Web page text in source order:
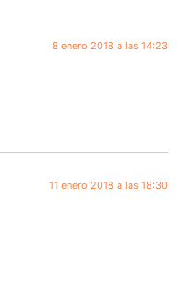
8 enero 2018 a las 14:23
11 enero 2018 a las 18:30